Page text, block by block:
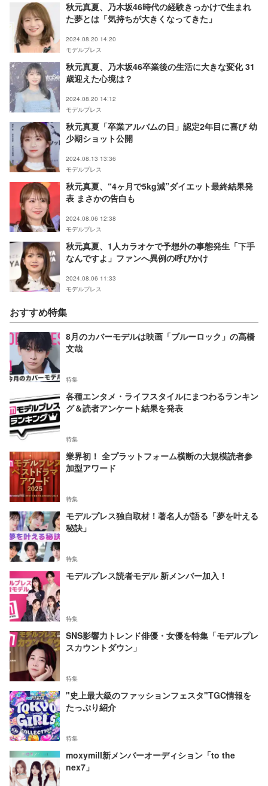
秋元真夏、乃木坂46時代の経験きっかけで生まれ
た夢とは「気持ちが大きくなってきた」
2024.08.20 14:20
モデルプレス
秋元真夏、乃木坂46卒業後の生活に大きな変化 31
歳迎えた心境は？
2024.08.20 14:12
モデルプレス
秋元真夏「卒業アルバムの日」認定2年目に喜び 幼
少期ショット公開
2024.08.13 13:36
モデルプレス
秋元真夏、“4ヶ月で5kg減”ダイエット最終結果発
表 まさかの告白も
2024.08.06 12:38
モデルプレス
秋元真夏、1人カラオケで予想外の事態発生「下手
なんですよ」ファンへ異例の呼びかけ
2024.08.06 11:33
モデルプレス
おすすめ特集
8月のカバーモデルは映画「ブルーロック」の高橋
文哉
特集
各種エンタメ・ライフスタイルにまつわるランキン
グ＆読者アンケート結果を発表
特集
業界初！ 全プラットフォーム横断の大規模読者参
加型アワード
特集
モデルプレス独自取材！著名人が語る「夢を叶える
秘訣」
特集
モデルプレス読者モデル 新メンバー加入！
特集
SNS影響力トレンド俳優・女優を特集「モデルプレ
スカウントダウン」
特集
"史上最大級のファッションフェスタ"TGC情報を
たっぷり紹介
特集
moxymill新メンバーオーディション「to the
nex7」